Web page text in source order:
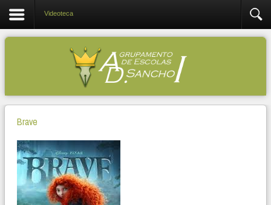
Videoteca
Brave